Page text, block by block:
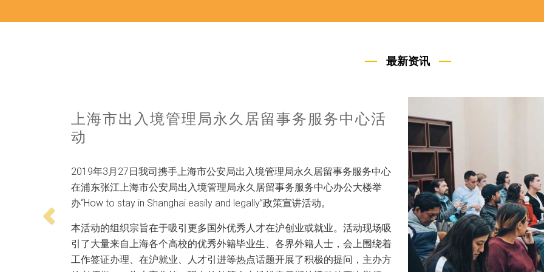
最新资讯
上海交大国家大学科技园活动
创业中心于交大慧谷虹桥路园区举办外国人创业签证信息分享会。来自美
国、俄罗斯、意大利、法国、挪威、韩国等国家的近50名外国留学生参与此
次分享会。
会上上海交大国家大学科技园投资部主管刘玲从园区“四位一体”的服务体系、
专业化的服务内容、园区近年的孵化成果等方面向外国留学生系统介绍了交
大国家大学科技园的基本情况，我司也就外国人在华创业签证、企业注册等